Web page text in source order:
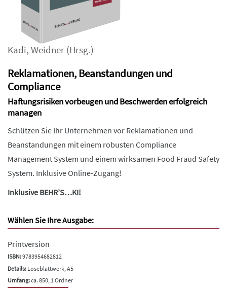
Kadi, Weidner (Hrsg.)
Reklamationen, Beanstandungen und
Compliance
Haftungsrisiken vorbeugen und Beschwerden erfolgreich
managen
Schützen Sie Ihr Unternehmen vor Reklamationen und
Beanstandungen mit einem robusten Compliance
Management System und einem wirksamen Food Fraud Safety
System. Inklusive Online-Zugang!
Inklusive BEHR’S…KI!
Wählen Sie Ihre Ausgabe:
Printversion
ISBN:9783954682812
Details: Loseblattwerk, A5
Umfang:ca. 850, 1 Ordner